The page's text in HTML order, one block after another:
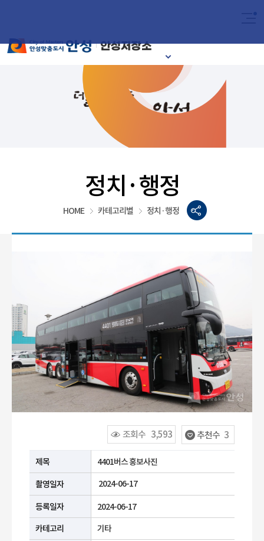
정치·행정
HOME 카테고리별 정치·행정
조회수 3,593 추천수 3
제목 4401버스 홍보사진
촬영일자 2024-06-17
등록일자 2024-06-17
카테고리 기타